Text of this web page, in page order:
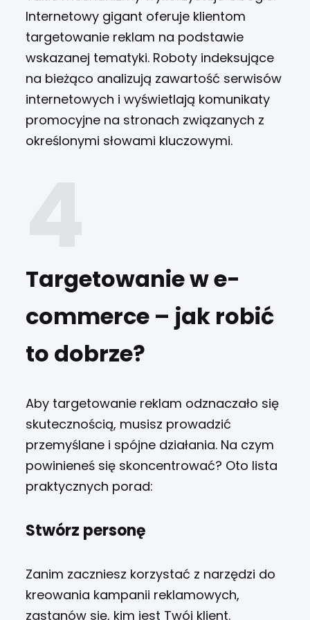
Internetowy gigant oferuje klientom
targetowanie reklam na podstawie
wskazanej tematyki. Roboty indeksujące
na bieżąco analizują zawartość serwisów
internetowych i wyświetlają komunikaty
promocyjne na stronach związanych z
określonymi słowami kluczowymi.
Targetowanie w e-
commerce – jak robić
to dobrze?
Aby targetowanie reklam odznaczało się
skutecznością, musisz prowadzić
przemyślane i spójne działania. Na czym
powinieneś się skoncentrować? Oto lista
praktycznych porad:
Stwórz personę
Zanim zaczniesz korzystać z narzędzi do
kreowania kampanii reklamowych,
zastanów się, kim jest Twój klient.